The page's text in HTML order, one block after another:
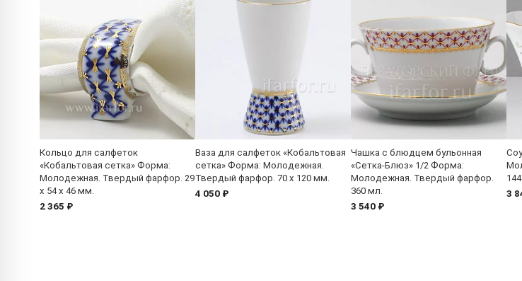
Кольцо для салфеток
«Кобальтовая сетка» Форма:
Молодежная. Твердый фарфор. 29
x 54 x 46 мм.
2 365 ₽
Ваза для салфеток «Кобальтовая
сетка» Форма: Молодежная.
Твердый фарфор. 70 x 120 мм.
4 050 ₽
Чашка с блюдцем бульонная
«Сетка-Блюз» 1/2 Форма:
Молодежная. Твердый фарфор.
360 мл.
3 540 ₽
3